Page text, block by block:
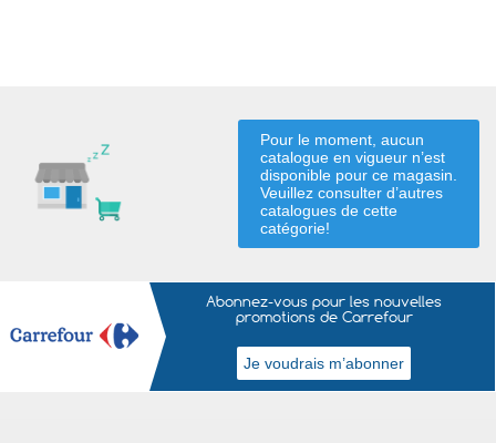
Pour le moment, aucun
catalogue en vigueur n’est
disponible pour ce magasin.
Veuillez consulter d’autres
catalogues de cette
catégorie!
Abonnez-vous pour les nouvelles
promotions de Carrefour